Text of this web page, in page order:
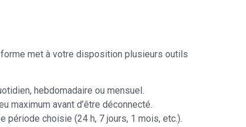
met à votre disposition plusieurs outils
hebdomadaire ou mensuel.
maximum avant d’être déconnecté.
période choisie (24 h, 7 jours, 1 mois, etc.).